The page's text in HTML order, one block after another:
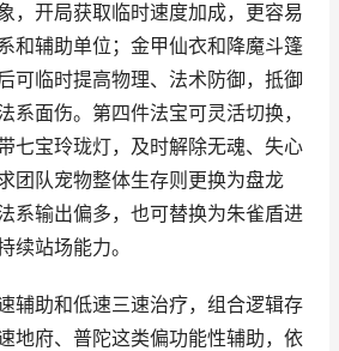
，开局获取临时速度加成，更容易
和辅助单位；金甲仙衣和降魔斗篷
可临时提高物理、法术防御，抵御
系面伤。第四件法宝可灵活切换，
七宝玲珑灯，及时解除无魂、失心
团队宠物整体生存则更换为盘龙
系输出偏多，也可替换为朱雀盾进
续站场能力。
辅助和低速三速治疗，组合逻辑存
地府、普陀这类偏功能性辅助，依